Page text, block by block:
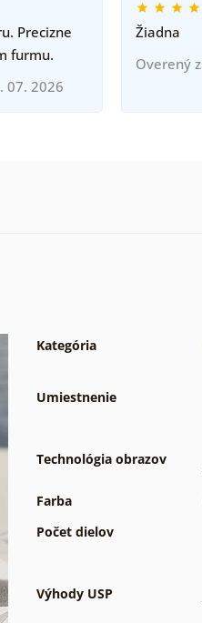
Precizne
furmu.
07. 2026
Žiadna
Overený
Kategória
Umiestnenie
Technológia obrazov
Farba
Počet dielov
Výhody USP